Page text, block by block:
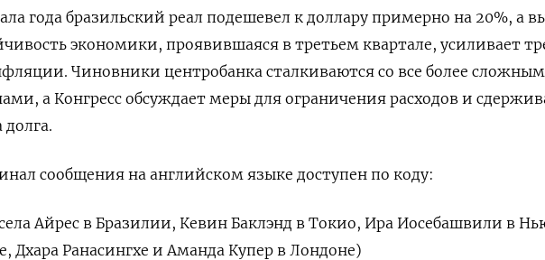
года бразильский реал подешевел к доллару примерно на 20%, а
экономики, проявившаяся в третьем квартале, усиливает
Чиновники центробанка сталкиваются со все более
а Конгресс обсуждает меры для ограничения расходов и
долга.
сообщения на английском языке доступен по коду:
Айрес в Бразилии, Кевин Баклэнд в Токио, Ира Иосебашвили в
Дхара Ранасингхе и Аманда Купер в Лондоне)